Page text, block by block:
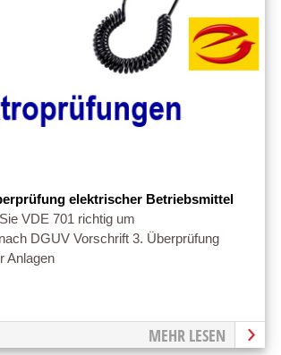
elektrischer Betriebsmittel
VDE 701 richtig um
DGUV Vorschrift 3. Überprüfung
Anlagen
MEHR LESEN